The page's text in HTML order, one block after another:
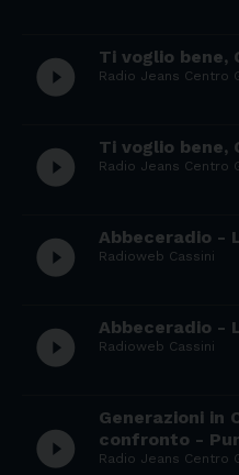
play_circle_filled Ti voglio bene,
Radio Jeans Centro
play_circle_filled Ti voglio bene,
Radio Jeans Centro
play_circle_filled Abbeceradio -
Radioweb Cassini
play_circle_filled Abbeceradio -
Radioweb Cassini
play_circle_filled
Generazioni in
confronto -
Radio Jeans Centro